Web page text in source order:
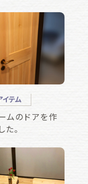
テム
ムのドアを作
た。